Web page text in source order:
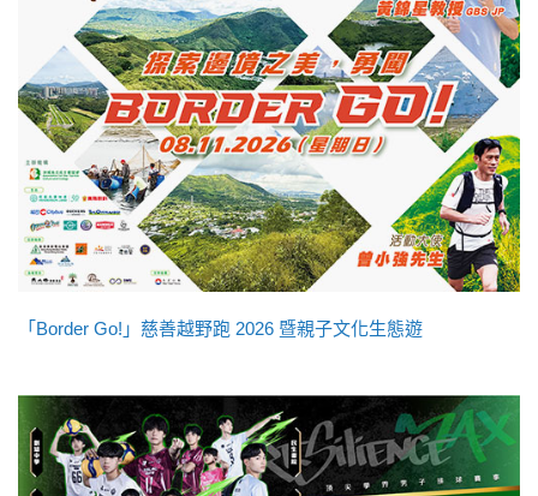
「Border Go!」慈善越野跑 2026 暨親子文化生態遊